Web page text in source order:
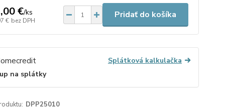
€/ks
€ bez DPH
Pridať do košíka
Splátková kalkulačka
na splátky
DPP25010